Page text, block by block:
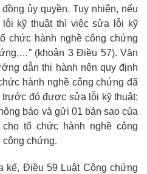
ủy quyền. Tuy nhiên, nếu
kỹ thuật thì việc sửa lỗi kỹ
chức hành nghề công chứng
(khoản 3 Điều 57). Văn
dẫn thi hành nên quy định
hành nghề công chứng đã
đó được sửa lỗi kỹ thuật;
báo và gửi 01 bản sao của
tổ chức hành nghề công
chứng.
kế, Điều 59 Luật Công chứng